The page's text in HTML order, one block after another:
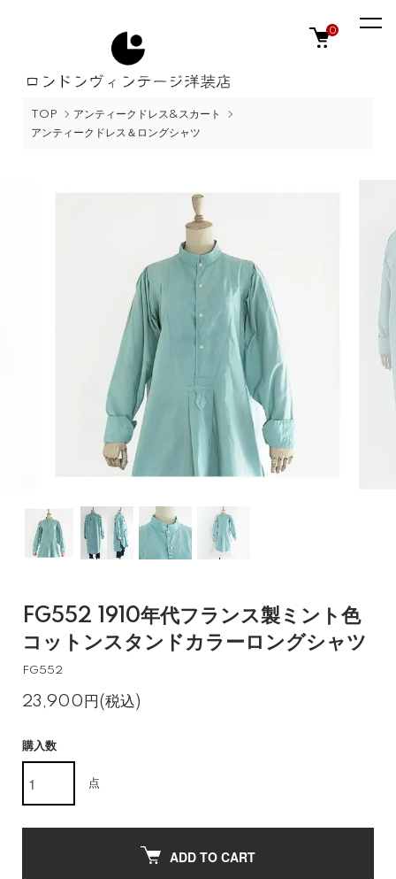
0
TOP
アンティークドレス&スカート
アンティークドレス＆ロングシャツ
FG552 1910年代フランス製ミント色
コットンスタンドカラーロングシャツ
FG552
23,900円(税込)
購入数
点
ADD TO CART